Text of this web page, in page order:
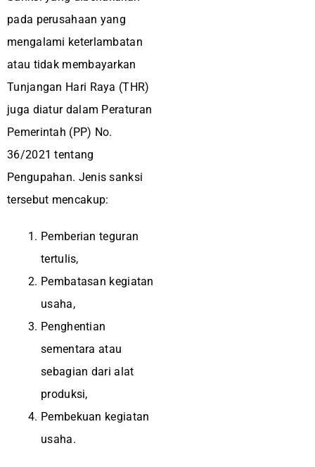
pada perusahaan yang
mengalami keterlambatan
atau tidak membayarkan
Tunjangan Hari Raya (THR)
juga diatur dalam Peraturan
Pemerintah (PP) No.
36/2021 tentang
Pengupahan. Jenis sanksi
tersebut mencakup:
Pemberian teguran
tertulis,
Pembatasan kegiatan
usaha,
Penghentian
sementara atau
sebagian dari alat
produksi,
Pembekuan kegiatan
usaha.